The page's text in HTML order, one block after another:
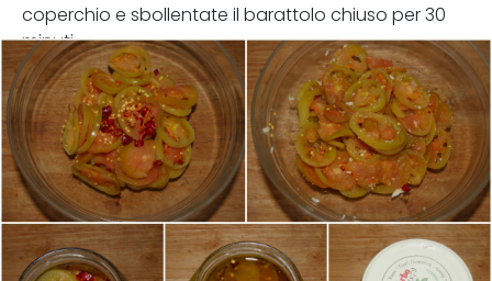
coperchio e sbollentate il barattolo chiuso per 30
minuti.